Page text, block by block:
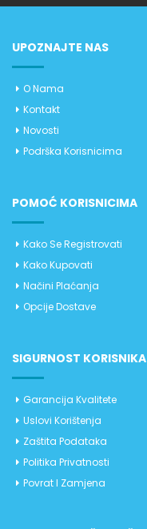
UPOZNAJTE NAS
O Nama
Kontakt
Novosti
Podrška Korisnicima
POMOĆ KORISNICIMA
Kako Se Registrovati
Kako Kupovati
Načini Plaćanja
Opcije Dostave
SIGURNOST KORISNIKA
Garancija Kvalitete
Uslovi Korištenja
Zaštita Podataka
Politika Privatnosti
Povrat I Zamjena